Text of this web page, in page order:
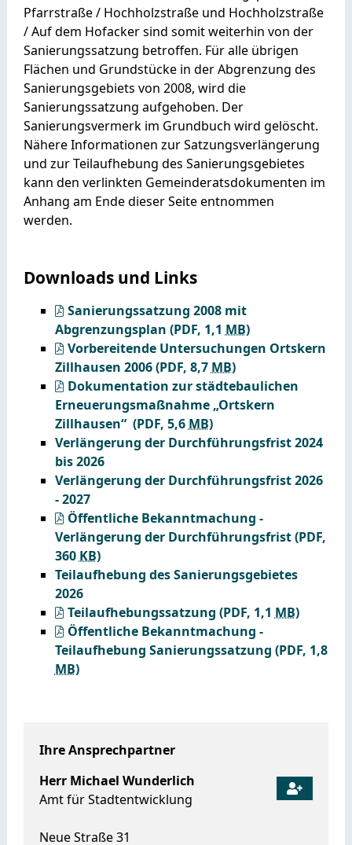
Ihre Ansprechpartner
Herr Michael Wunderlich
Amt für Stadtentwicklung
Neue Straße 31
Pfarrstraße / Hochholzstraße und Hochholzstraße
/ Auf dem Hofacker sind somit weiterhin von der
Sanierungssatzung betroffen. Für alle übrigen
Flächen und Grundstücke in der Abgrenzung des
Sanierungsgebiets von 2008, wird die
Sanierungssatzung aufgehoben. Der
Sanierungsvermerk im Grundbuch wird gelöscht.
Nähere Informationen zur Satzungsverlängerung
und zur Teilaufhebung des Sanierungsgebietes
kann den verlinkten Gemeinderatsdokumenten im
Anhang am Ende dieser Seite entnommen
werden.
Downloads und Links
Sanierungssatzung 2008 mit
Abgrenzungsplan (PDF, 1,1 MB)
Vorbereitende Untersuchungen Ortskern
Zillhausen 2006(PDF, 8,7 MB)
Dokumentation zur städtebaulichen
Erneuerungsmaßnahme „Ortskern
Zillhausen“ (PDF, 5,6 MB)
Verlängerung der Durchführungsfrist 2024
bis 2026
Verlängerung der Durchführungsfrist 2026
- 2027
Öffentliche Bekanntmachung -
Verlängerung der Durchführungsfrist(PDF,
360 KB)
Teilaufhebung des Sanierungsgebietes
2026
Teilaufhebungssatzung (PDF, 1,1 MB)
Öffentliche Bekanntmachung -
Teilaufhebung Sanierungssatzung (PDF, 1,8
MB)